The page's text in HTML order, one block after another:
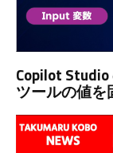
Copilot
ツールの値